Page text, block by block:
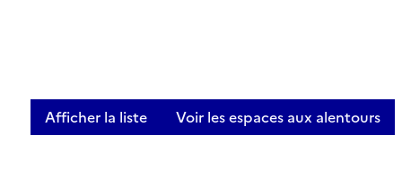
Afficher la liste Voir les espaces aux alentours